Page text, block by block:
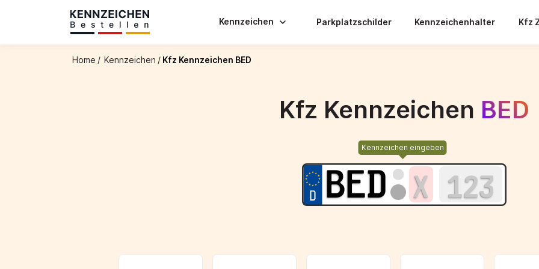
Kennzeichen Parkplatzschilder Kennzeichenhalter Kfz
Home / Kennzeichen / Kfz Kennzeichen BED
Kfz Kennzeichen BED
Kennzeichen eingeben